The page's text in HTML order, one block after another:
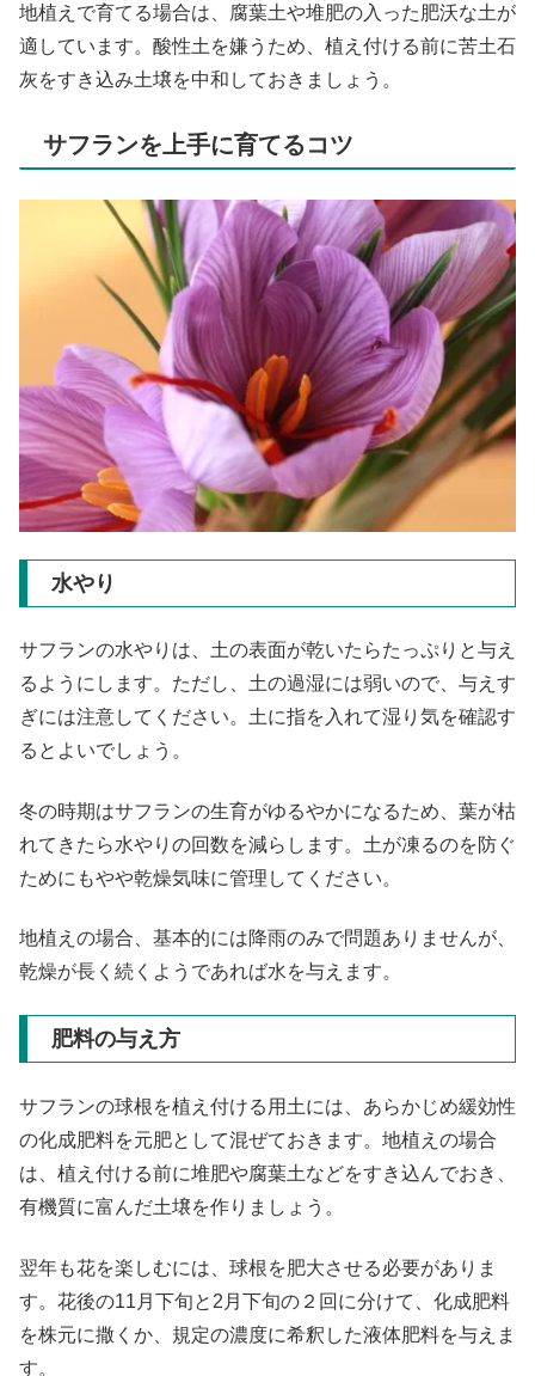
地植えで育てる場合は、腐葉土や堆肥の入った肥沃な土が
適しています。酸性土を嫌うため、植え付ける前に苦土石
灰をすき込み土壌を中和しておきましょう。
サフランを上手に育てるコツ
水やり
サフランの水やりは、土の表面が乾いたらたっぷりと与え
るようにします。ただし、土の過湿には弱いので、与えす
ぎには注意してください。土に指を入れて湿り気を確認す
るとよいでしょう。
冬の時期はサフランの生育がゆるやかになるため、葉が枯
れてきたら水やりの回数を減らします。土が凍るのを防ぐ
ためにもやや乾燥気味に管理してください。
地植えの場合、基本的には降雨のみで問題ありませんが、
乾燥が長く続くようであれば水を与えます。
肥料の与え方
サフランの球根を植え付ける用土には、あらかじめ緩効性
の化成肥料を元肥として混ぜておきます。地植えの場合
は、植え付ける前に堆肥や腐葉土などをすき込んでおき、
有機質に富んだ土壌を作りましょう。
翌年も花を楽しむには、球根を肥大させる必要がありま
す。花後の11月下旬と2月下旬の２回に分けて、化成肥料
を株元に撒くか、規定の濃度に希釈した液体肥料を与えま
す。